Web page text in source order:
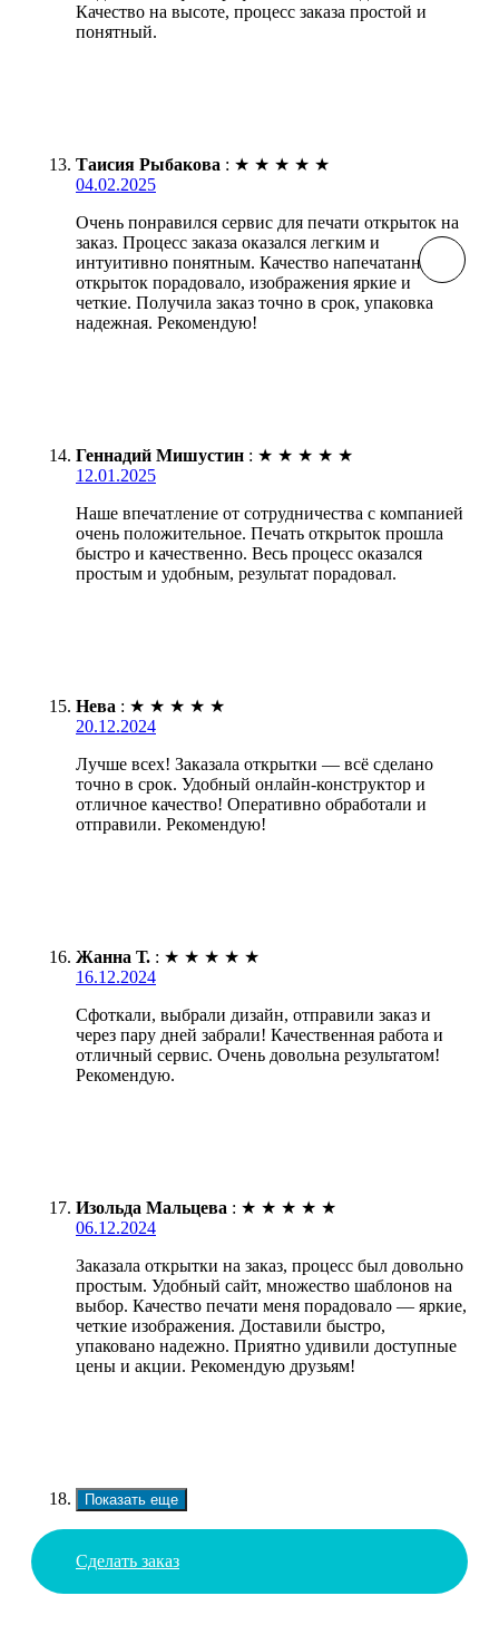
Качество на высоте, процесс заказа простой и
понятный.
Таисия Рыбакова : ★ ★ ★ ★ ★
04.02.2025
Очень понравился сервис для печати открыток на
заказ. Процесс заказа оказался легким и
интуитивно понятным. Качество напечатанных
открыток порадовало, изображения яркие и
четкие. Получила заказ точно в срок, упаковка
надежная. Рекомендую!
Геннадий Мишустин : ★ ★ ★ ★ ★
12.01.2025
Наше впечатление от сотрудничества с компанией
очень положительное. Печать открыток прошла
быстро и качественно. Весь процесс оказался
простым и удобным, результат порадовал.
Нева : ★ ★ ★ ★ ★
20.12.2024
Лучше всех! Заказала открытки — всё сделано
точно в срок. Удобный онлайн-конструктор и
отличное качество! Оперативно обработали и
отправили. Рекомендую!
Жанна Т. : ★ ★ ★ ★ ★
16.12.2024
Сфоткали, выбрали дизайн, отправили заказ и
через пару дней забрали! Качественная работа и
отличный сервис. Очень довольна результатом!
Рекомендую.
Изольда Мальцева : ★ ★ ★ ★ ★
06.12.2024
Заказала открытки на заказ, процесс был довольно
простым. Удобный сайт, множество шаблонов на
выбор. Качество печати меня порадовало — яркие,
четкие изображения. Доставили быстро,
упаковано надежно. Приятно удивили доступные
цены и акции. Рекомендую друзьям!
Показать еще
Сделать заказ